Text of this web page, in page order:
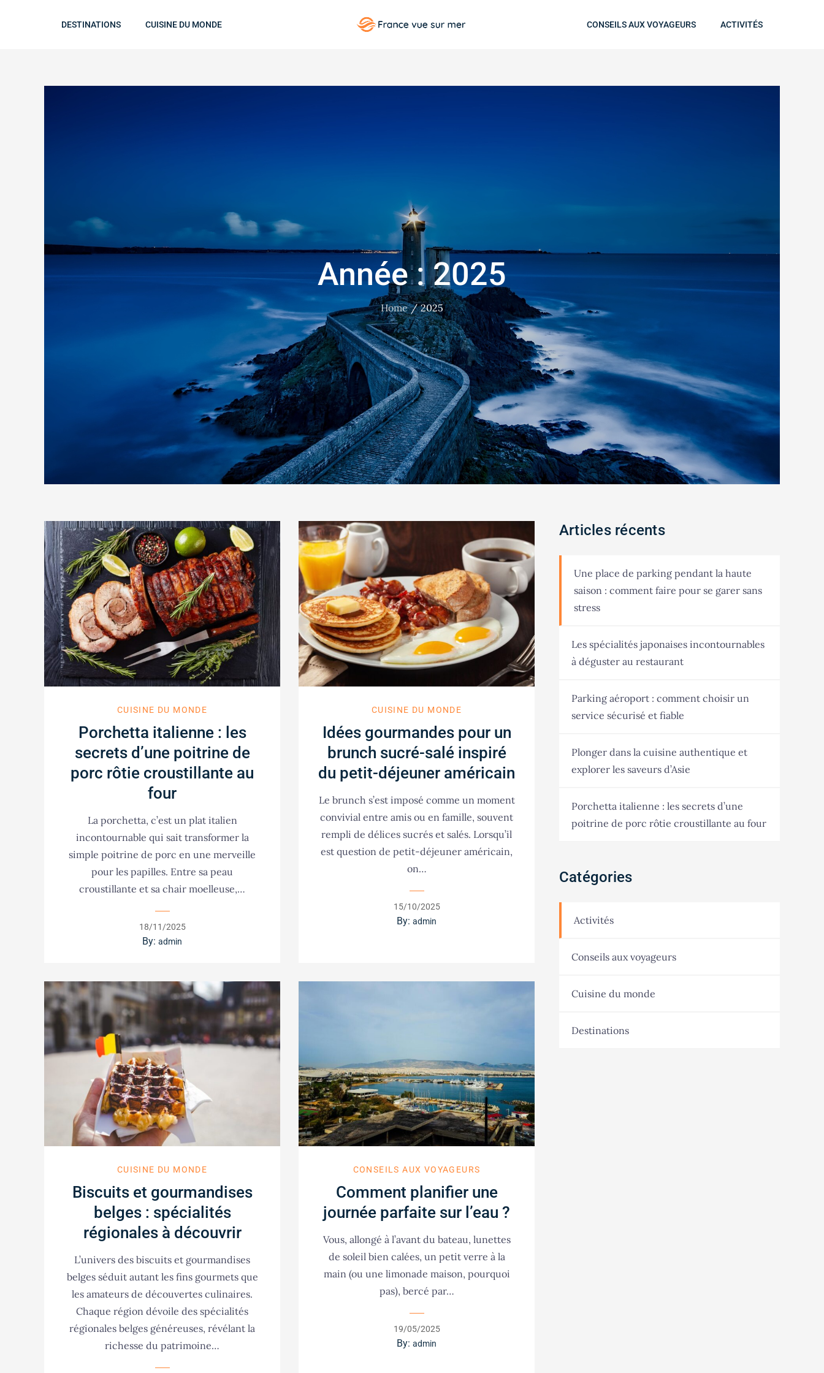
DESTINATIONS CUISINE DU MONDE CONSEILS AUX VOYAGEURS ACTIVITÉS
Année :2025
Home 2025
CUISINE DU MONDE
Porchetta italienne : les
secrets d’une poitrine de
porc rôtie croustillante au
four
La porchetta, c’est un plat italien
incontournable qui sait transformer la
simple poitrine de porc en une merveille
pour les papilles. Entre sa peau
croustillante et sa chair moelleuse,…
Posted
on
18/11/2025
By: admin
CUISINE DU MONDE
Idées gourmandes pour un
brunch sucré-salé inspiré
du petit-déjeuner américain
Le brunch s’est imposé comme un moment
convivial entre amis ou en famille, souvent
rempli de délices sucrés et salés. Lorsqu’il
est question de petit-déjeuner américain,
on…
Posted
on
15/10/2025
By: admin
CUISINE DU MONDE
Biscuits et gourmandises
belges : spécialités
régionales à découvrir
L’univers des biscuits et gourmandises
belges séduit autant les fins gourmets que
les amateurs de découvertes culinaires.
Chaque région dévoile des spécialités
régionales belges généreuses, révélant la
richesse du patrimoine…
CONSEILS AUX VOYAGEURS
Comment planifier une
journée parfaite sur l’eau ?
Vous, allongé à l’avant du bateau, lunettes
de soleil bien calées, un petit verre à la
main (ou une limonade maison, pourquoi
pas), bercé par…
Posted
on
19/05/2025
By: admin
Articles récents
Une place de parking pendant la haute
saison : comment faire pour se garer sans
stress
Les spécialités japonaises incontournables
à déguster au restaurant
Parking aéroport : comment choisir un
service sécurisé et fiable
Plonger dans la cuisine authentique et
explorer les saveurs d’Asie
Porchetta italienne : les secrets d’une
poitrine de porc rôtie croustillante au four
Catégories
Activités
Conseils aux voyageurs
Cuisine du monde
Destinations